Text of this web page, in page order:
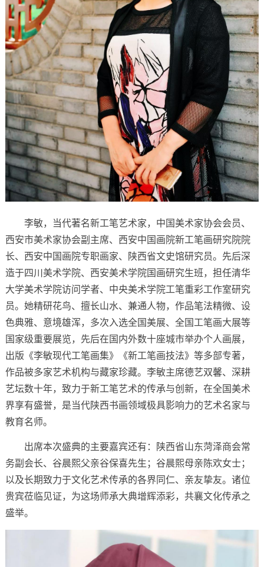
李敏，当代著名新工笔艺术家，中国美术家协会会员、
西安市美术家协会副主席、西安中国画院新工笔画研究院院
长、西安中国画院专职画家、陕西省文史馆研究员。先后深
造于四川美术学院、西安美术学院国画研究生班，担任清华
大学美术学院访问学者、中央美术学院工笔重彩工作室研究
员。她精研花鸟、擅长山水、兼通人物，作品笔法精微、设
色典雅、意境雄浑，多次入选全国美展、全国工笔画大展等
国家级重要展览，先后在国内外数十座城市举办个人画展，
出版《李敏现代工笔画集》《新工笔画技法》等多部专著，
作品被多家艺术机构与藏家珍藏。李敏主席德艺双馨、深耕
艺坛数十年，致力于新工笔艺术的传承与创新，在全国美术
界享有盛誉，是当代陕西书画领域极具影响力的艺术名家与
教育名师。
出席本次盛典的主要嘉宾还有：陕西省山东菏泽商会常
务副会长、谷晨熙父亲谷保喜先生；谷晨熙母亲陈欢女士；
以及长期致力于文化艺术传承的各界同仁、亲友挚友。诸位
贵宾莅临见证，为这场师承大典增辉添彩，共襄文化传承之
盛举。